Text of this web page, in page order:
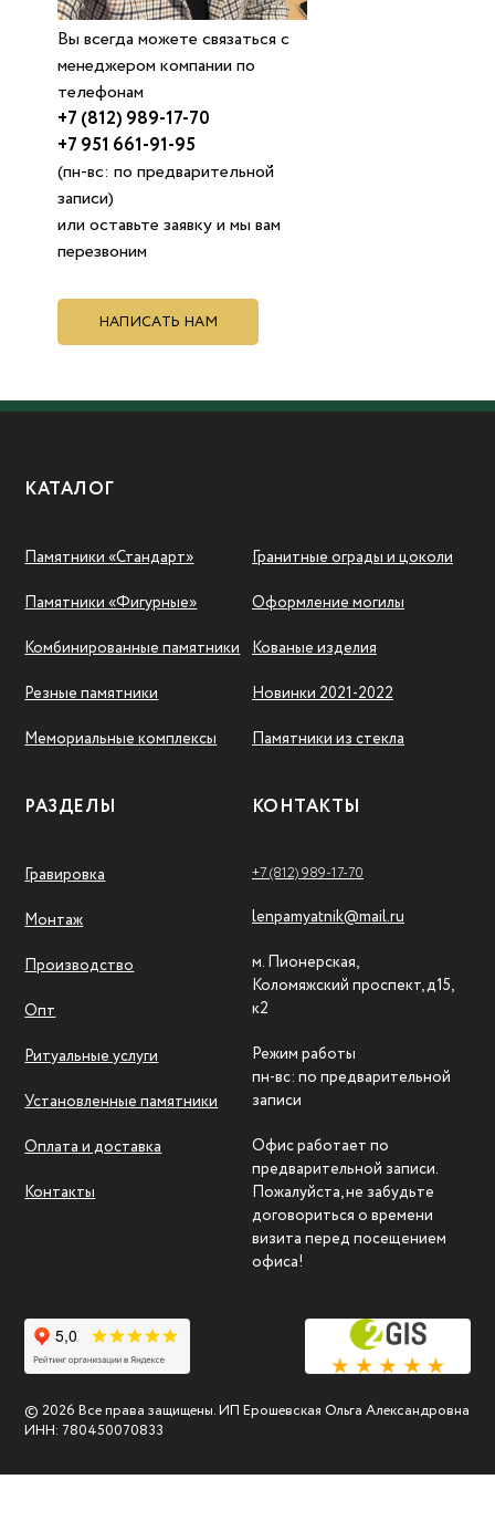
Вы всегда можете связаться с
менеджером компании по
телефонам
+7 (812) 989-17-70
+7 951 661-91-95
(пн-вс: по предварительной
записи)
или оставьте заявку и мы вам
перезвоним
НАПИСАТЬ НАМ
КАТАЛОГ
Памятники «Стандарт»
Памятники «Фигурные»
Комбинированные памятники
Резные памятники
Мемориальные комплексы
Гранитные ограды и цоколи
Оформление могилы
Кованые изделия
Новинки 2021-2022
Памятники из стекла
РАЗДЕЛЫ
Гравировка
Монтаж
Производство
Опт
Ритуальные услуги
Установленные памятники
Оплата и доставка
Контакты
КОНТАКТЫ
+7 (812) 989-17-70
lenpamyatnik@mail.ru
м. Пионерская,
Коломяжский проспект, д15,
к2
Режим работы
пн-вс: по предварительной
записи
Офис работает по
предварительной записи.
Пожалуйста, не забудьте
договориться о времени
визита перед посещением
офиса!
© 2026 Все права защищены. ИП Ерошевская Ольга Александровна
ИНН: 780450070833